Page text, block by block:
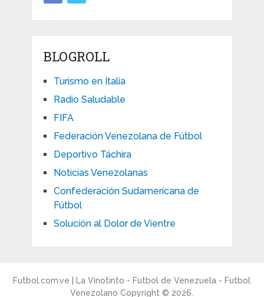
BLOGROLL
Turismo en Italia
Radio Saludable
FIFA
Federación Venezolana de Fútbol
Deportivo Táchira
Noticias Venezolanas
Confederación Sudamericana de
Fútbol
Solución al Dolor de Vientre
Futbol.com.ve | La Vinotinto - Futbol de Venezuela - Futbol
Venezolano Copyright © 2026.